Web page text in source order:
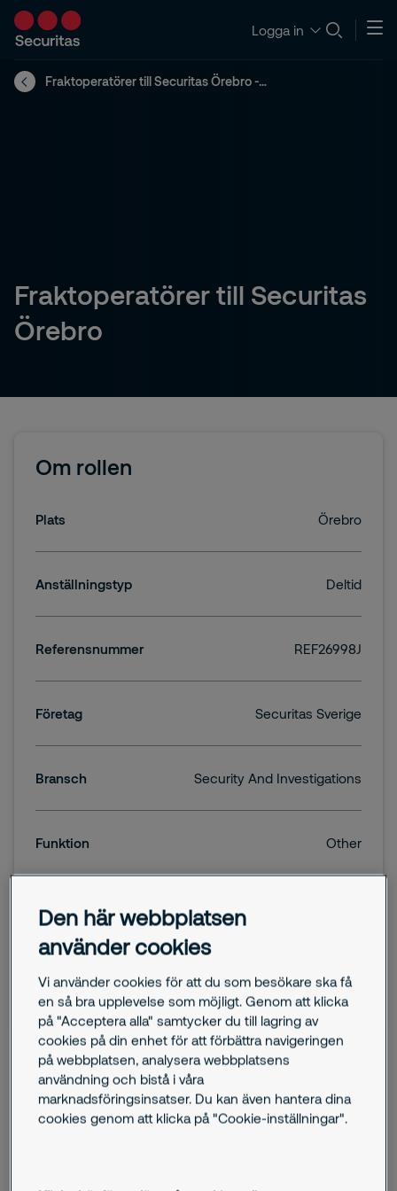
Logga in
Fraktoperatörer till Securitas Örebro - Örebro
Fraktoperatörer till Securitas
Örebro
Om rollen
Plats Örebro
Anställningstyp Deltid
Referensnummer REF26998J
Företag Securitas Sverige
Bransch Security And Investigations
Funktion Other
Dela
Ansök
Den här webbplatsen
använder cookies
Vi använder cookies för att du som besökare ska få
en så bra upplevelse som möjligt. Genom att klicka
på "Acceptera alla" samtycker du till lagring av
cookies på din enhet för att förbättra navigeringen
på webbplatsen, analysera webbplatsens
användning och bistå i våra
marknadsföringsinsatser. Du kan även hantera dina
cookies genom att klicka på "Cookie-inställningar".